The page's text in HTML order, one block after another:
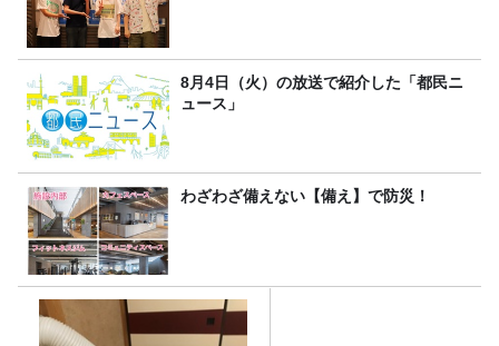
8月4日（火）の放送で紹介した「都民ニ
ュース」
わざわざ備えない【備え】で防災！